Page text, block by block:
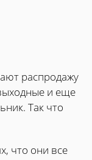
распродажу
и еще
Так что
что они все